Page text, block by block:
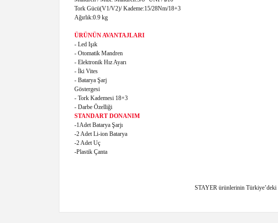
Tork Gücü(V1/V2)/ Kademe:15/28Nm/18+3
Ağırlık:0.9 kg
ÜRÜNÜN AVANTAJLARI
- Led Işık
- Otomatik Mandren
- Elektronik Hız Ayarı
- İki Vites
- Batarya Şarj
Göstergesi
- Tork Kademesi 18+3
- Darbe Özelliği
STANDART DONANIM
-1Adet Batarya Şarjı
-2 Adet Li-ion Batarya
-2 Adet Uç
-Plastik Çanta
STAYER ürünlerinin Türkiye’deki